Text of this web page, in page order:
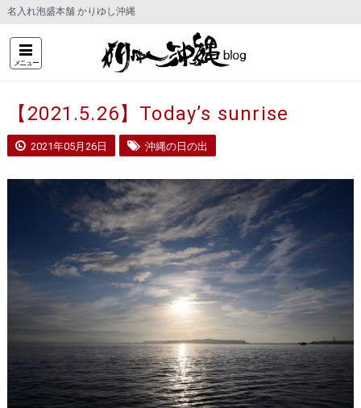
名入れ泡盛本舗 かりゆし沖縄
メニュー
【2021.5.26】Today’s sunrise
2021年05月26日 沖縄の日の出